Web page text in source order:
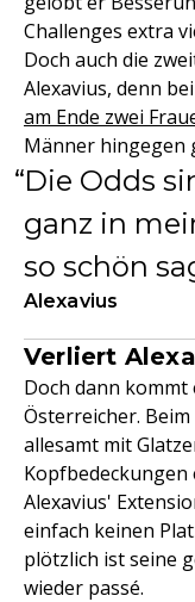
Challenges extra
Doch auch die
Alexavius, denn
am Ende zwei
Männer hingegen
Die Odds
ganz in
so schön
Alexavius
Verliert
Doch dann
Österreicher.
allesamt mit
Kopfbedeckungen
Alexavius'
einfach keinen
plötzlich ist seine
wieder passé.